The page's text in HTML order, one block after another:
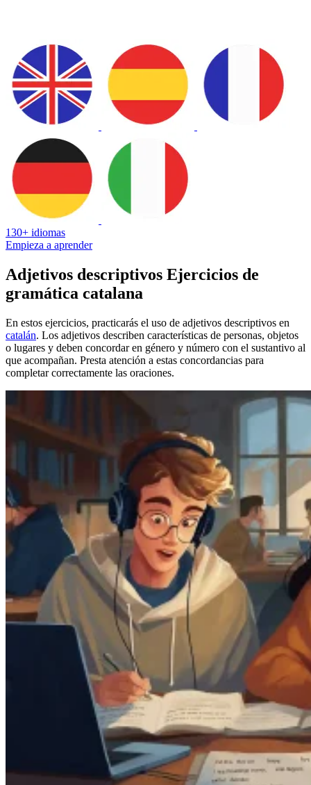
130+ idiomas
Empieza a aprender
Adjetivos descriptivos Ejercicios de
gramática catalana
En estos ejercicios, practicarás el uso de adjetivos descriptivos en
catalán. Los adjetivos describen características de personas, objetos
o lugares y deben concordar en género y número con el sustantivo al
que acompañan. Presta atención a estas concordancias para
completar correctamente las oraciones.